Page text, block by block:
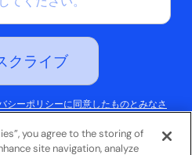
シーポリシーに同意したものとみなさ
you agree to the storing of
site navigation, analyze